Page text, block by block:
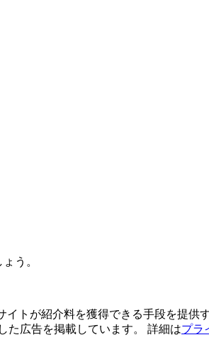
う。
トが紹介料を獲得できる手段を提
た広告を掲載しています。 詳細はプラ